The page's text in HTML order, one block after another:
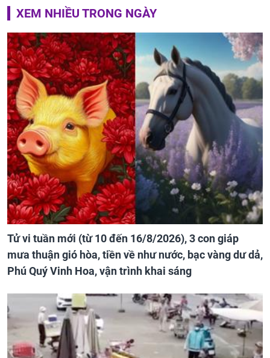
XEM NHIỀU TRONG NGÀY
Tử vi tuần mới (từ 10 đến 16/8/2026), 3 con giáp
mưa thuận gió hòa, tiền về như nước, bạc vàng dư dả,
Phú Quý Vinh Hoa, vận trình khai sáng